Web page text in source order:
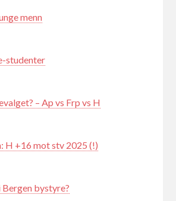
menn
studenter
– Ap vs Frp vs H
H +16 mot stv 2025 (!)
bystyre?